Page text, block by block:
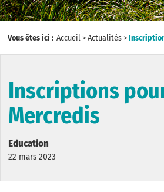
Vous êtes ici : Accueil>Actualités>
Inscriptions
Mercredis
Education
22 mars 2023